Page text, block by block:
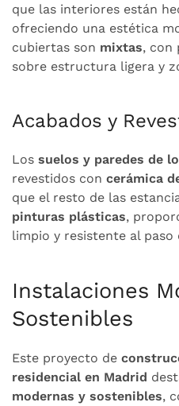
que las interiores están
ofreciendo una estética
cubiertas son mixtas, con
sobre estructura ligera y
Acabados y
Los suelos y paredes de
revestidos con cerámica
que el resto de las
pinturas plásticas,
limpio y resistente al paso
Instalaciones
Sostenibles
Este proyecto de
residencial en Madrid
modernas y sostenibles,